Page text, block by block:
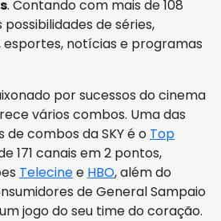
. Contando com mais de 108
de séries,
esportes, notícias e programas
por sucessos do cinema
vários combos. Uma das
combos da SKY é o Top
171 canais em 2 pontos,
Telecinee HBO, além do
de General Sampaio
jogo do seu time do coração.